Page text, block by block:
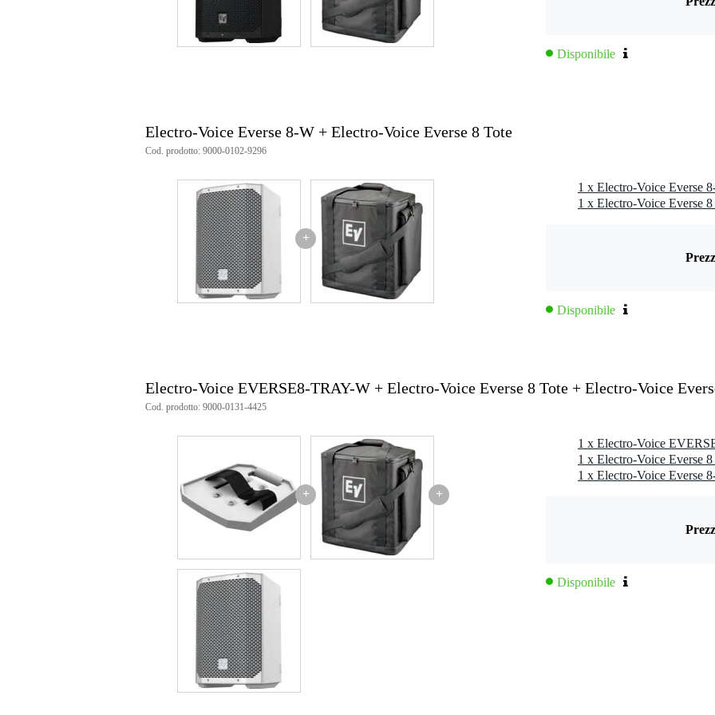
Disponibile
Electro-Voice Everse 8-W + Electro-Voice Everse 8 Tote
Cod. prodotto: 9000-0102-9296
+
1 x Electro-Voice Everse
Disponibile
Electro-Voice EVERSE8-TRAY-W + Electro-Voice Everse 8 Tote + Electro-Voice
Cod. prodotto: 9000-0131-4425
+ +
1 x Electro-Voice Everse
Disponibile